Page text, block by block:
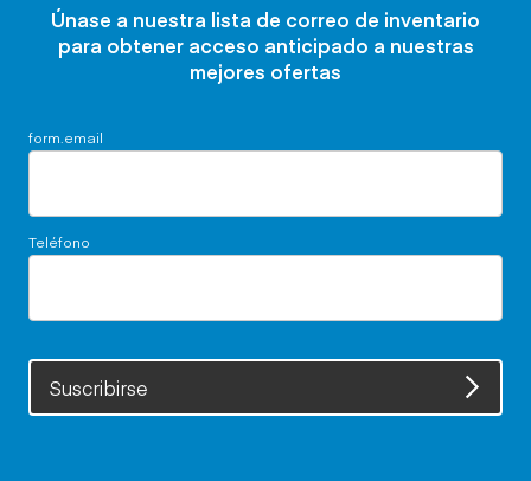
Únase a nuestra lista de correo de inventario
para obtener acceso anticipado a nuestras
mejores ofertas
form.email
Teléfono
Suscribirse